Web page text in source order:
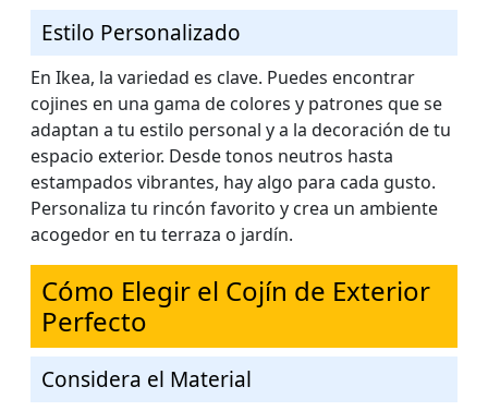
Estilo Personalizado
En Ikea, la variedad es clave. Puedes encontrar
cojines en una gama de colores y patrones que se
adaptan a tu estilo personal y a la decoración de tu
espacio exterior. Desde tonos neutros hasta
estampados vibrantes, hay algo para cada gusto.
Personaliza tu rincón favorito y crea un ambiente
acogedor en tu terraza o jardín.
Cómo Elegir el Cojín de Exterior
Perfecto
Considera el Material